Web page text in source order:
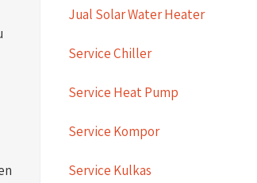
Jual Solar Water Heater
Service Chiller
Service Heat Pump
Service Kompor
Service Kulkas